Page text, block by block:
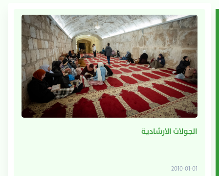
الجولات الارشادية
2010-01-01